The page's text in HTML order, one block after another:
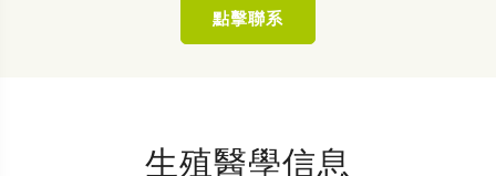
點擊聯系
生殖醫學信息